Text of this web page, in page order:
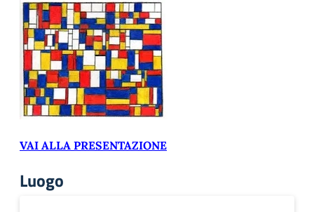
VAI ALLA PRESENTAZIONE
Luogo